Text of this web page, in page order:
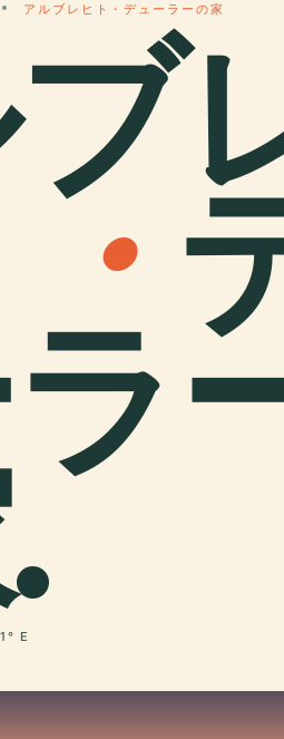
アルブレヒト・デューラーの家
・
E